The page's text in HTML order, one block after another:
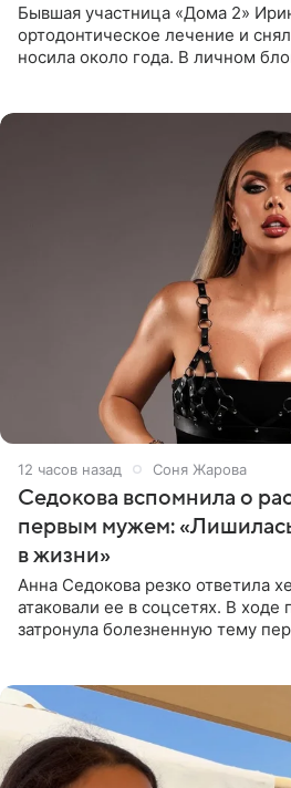
Бывшая участница «Дома 2»
ортодонтическое лечение и
носила около года. В личном
12 часов назад Соня Жарова
Седокова вспомнила о
первым мужем:
в жизни»
Анна Седокова резко ответила
атаковали ее в соцсетях. В ходе
затронула болезненную тему